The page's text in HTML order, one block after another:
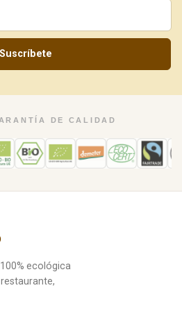
Suscríbete
DE CALIDAD
ecológica